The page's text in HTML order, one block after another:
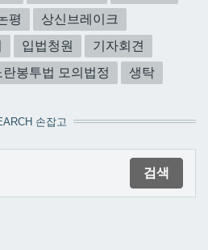
평
상신브레이크
입법청원
기자회견
란봉투법 모의법정 생탁
손잡고